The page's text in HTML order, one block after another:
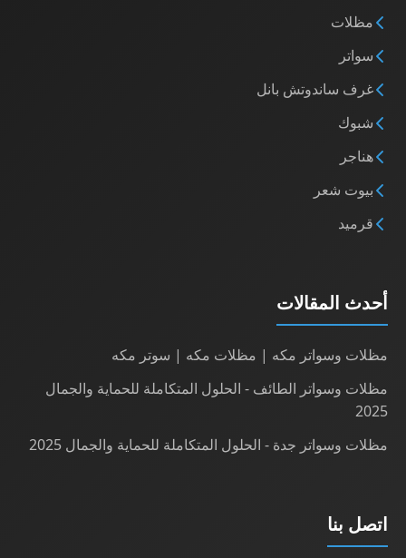
مظلات
سواتر
غرف ساندوتش بانل
شبوك
هناجر
بيوت شعر
قرميد
أحدث المقالات
مظلات وسواتر مكه | مظلات مكه | سوتر مكه
مظلات وسواتر الطائف - الحلول المتكاملة للحماية والجمال
2025
مظلات وسواتر جدة - الحلول المتكاملة للحماية والجمال 2025
اتصل بنا